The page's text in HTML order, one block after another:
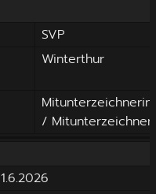
SVP
Winterthur
Mitunterzeichnerin
/ Mitunterzeichner
1.6.2026